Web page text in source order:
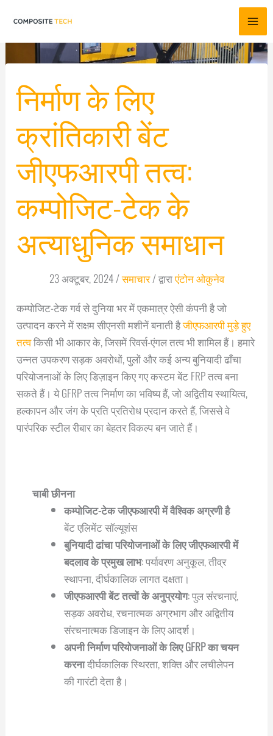
सामग्री
पर
निर्माण के लिए
क्रांतिकारी बेंट
जीएफआरपी तत्व:
कम्पोजिट-टेक के
अत्याधुनिक समाधान
23 अक्टूबर, 2024/समाचार/ द्वाराएंटोन ओकुनेव
कम्पोजिट-टेक गर्व से दुनिया भर में एकमात्र ऐसी कंपनी है जो
उत्पादन करने में सक्षम सीएनसी मशीनें बनाती हैजीएफआरपी मुड़े हुए
तत्वकिसी भी आकार के, जिसमें रिवर्स-एंगल तत्व भी शामिल हैं। हमारे
उन्नत उपकरण सड़क अवरोधों, पुलों और कई अन्य बुनियादी ढाँचा
परियोजनाओं के लिए डिज़ाइन किए गए कस्टम बेंट FRP तत्व बना
सकते हैं। ये GFRP तत्व निर्माण का भविष्य हैं, जो अद्वितीय स्थायित्व,
हल्कापन और जंग के प्रति प्रतिरोध प्रदान करते हैं, जिससे वे
पारंपरिक स्टील रीबार का बेहतर विकल्प बन जाते हैं।
चाबी छीनना
कम्पोजिट-टेक जीएफआरपी में वैश्विक अग्रणी है
बेंट एलिमेंट सॉल्यूशंस
बुनियादी ढांचा परियोजनाओं के लिए जीएफआरपी में
बदलाव के प्रमुख लाभ: पर्यावरण अनुकूल, तीव्र
स्थापना, दीर्घकालिक लागत दक्षता।
जीएफआरपी बेंट तत्वों के अनुप्रयोग: पुल संरचनाएं,
सड़क अवरोध, रचनात्मक अग्रभाग और अद्वितीय
संरचनात्मक डिजाइन के लिए आदर्श।
अपनी निर्माण परियोजनाओं के लिए GFRP का चयन
करनादीर्घकालिक स्थिरता, शक्ति और लचीलेपन
की गारंटी देता है।